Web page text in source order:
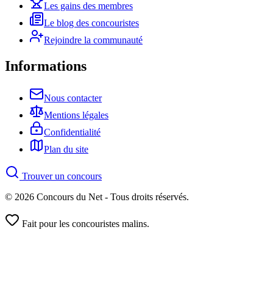
Les gains des membres
Le blog des concouristes
Rejoindre la communauté
Informations
Nous contacter
Mentions légales
Confidentialité
Plan du site
Trouver un concours
© 2026 Concours du Net - Tous droits réservés.
Fait pour les concouristes malins.